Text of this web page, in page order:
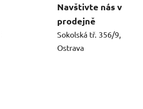
Navštivte nás v
prodejně
Sokolská tř. 356/9,
Ostrava